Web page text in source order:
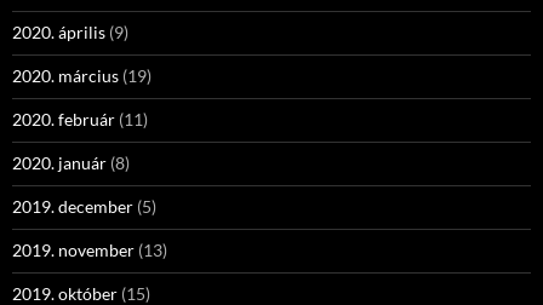
2020. április (9)
2020. március (19)
2020. február (11)
2020. január (8)
2019. december (5)
2019. november (13)
2019. október (15)